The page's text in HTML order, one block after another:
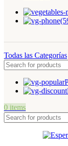
Todas las Categorías
0 items